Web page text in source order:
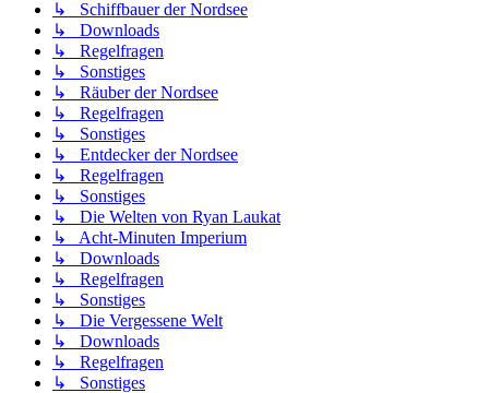
↳ Schiffbauer der Nordsee
↳ Downloads
↳ Regelfragen
↳ Sonstiges
↳ Räuber der Nordsee
↳ Regelfragen
↳ Sonstiges
↳ Entdecker der Nordsee
↳ Regelfragen
↳ Sonstiges
↳ Die Welten von Ryan Laukat
↳ Acht-Minuten Imperium
↳ Downloads
↳ Regelfragen
↳ Sonstiges
↳ Die Vergessene Welt
↳ Downloads
↳ Regelfragen
↳ Sonstiges